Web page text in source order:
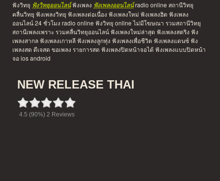
ฟังวิทยุ ฟังวิทยุออนไลน์ฟังเพลง ฟังเพลงออนไลน์radio online สถานีวิทยุ
คลื่นวิทยุ ฟังเพลงวิทยุ ฟังเพลงต่อเนื่อง ฟังเพลงใหม่ ฟังเพลงฮิต ฟังเพลง
ออนไลน์ 24 ชั่วโมง radio online ฟังวิทยุ online ไม่มีโฆษณา รวมสถานีวิทยุ
สถานีเพลงเพราะ รวมคลื่นวิทยุออนไลน์ ฟังเพลงใหม่ล่าสุด ฟังเพลงสตริง ฟัง
เพลงสากล ฟังเพลงเกาหลี ฟังเพลงลูกทุ่ง ฟังเพลงเพื่อชีวิต ฟังเพลงแดนซ์ ฟัง
เพลงสด ดีเจสด ขอเพลง รายการสด ฟังเพลงปิดหน้าจอได้ ฟังเพลงแบบปิดหน้า
จอ ios android
NEW RELEASE THAI
4.5 (90%) 2 Reviews